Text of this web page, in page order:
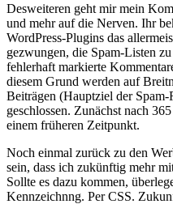
Desweiteren geht mir mein
und mehr auf die Nerven. Ihr
WordPress-Plugins das
gezwungen, die Spam-Listen
fehlerhaft markierte
diesem Grund werden auf
Beiträgen (Hauptziel der Spam-
geschlossen. Zunächst nach
einem früheren Zeitpunkt.
Noch einmal zurück zu den
sein, dass ich zukünftig mehr
Sollte es dazu kommen,
Kennzeichnng. Per CSS.